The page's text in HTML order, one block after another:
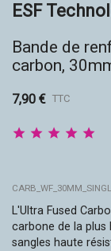
ESF
Bande de
carbon,
7,90 € TTC
L'Ultra Fused
carbone de la plus
sangles haute